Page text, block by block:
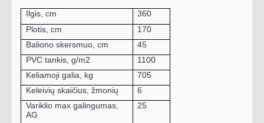
Ilgis, cm
360
Plotis, cm
170
Baliono skersmuo, cm
45
PVC tankis, g/m2
1100
Keliamoji galia, kg
705
Keleivių skaičius, žmonių
6
Variklio max galingumas,
AG
25